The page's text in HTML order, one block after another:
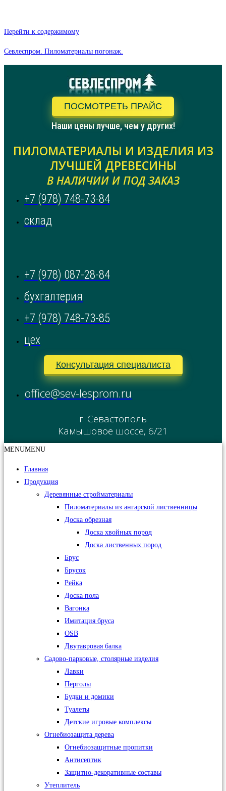
Перейти к содержимому
Севлеспром. Пиломатериалы погонаж.
ПОСМОТРЕТЬ ПРАЙС
Наши цены лучше, чем у других!
ПИЛОМАТЕРИАЛЫ И ИЗДЕЛИЯ ИЗ
ЛУЧШЕЙ ДРЕВЕСИНЫ
В НАЛИЧИИ И ПОД ЗАКАЗ
+7 (978) 748-73-84
склад
+7 (978) 087-28-84
бухгалтерия
+7 (978) 748-73-85
цех
Консультация специалиста
office@sev-lesprom.ru
г. Севастополь
Камышовое шоссе, 6/21
MENUMENU
Главная
Продукция
Деревянные стройматериалы
Пиломатериалы из ангарской лиственницы
Доска обрезная
Доска хвойных пород
Доска лиственных пород
Брус
Брусок
Рейка
Доска пола
Вагонка
Имитация бруса
OSB
Двутавровая балка
Садово-парковые, столярные изделия
Лавки
Перголы
Будки и домики
Туалеты
Детские игровые комплексы
Огнебиозащита дерева
Огнебиозащитные пропитки
Антисептик
Защитно-декоративные составы
Утеплитель